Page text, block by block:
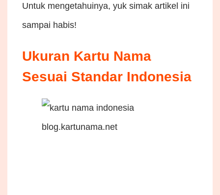
Untuk mengetahuinya, yuk simak artikel ini
sampai habis!
Ukuran Kartu Nama
Sesuai Standar Indonesia
blog.kartunama.net